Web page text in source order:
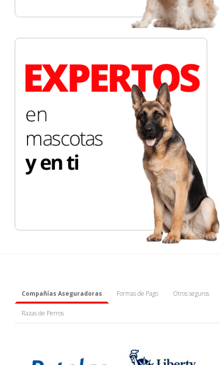
Compañías Aseguradoras Formas de Pago Otros seguros
Razas de Perros